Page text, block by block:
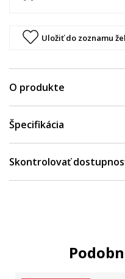
Uložiť do zoznamu
O produkte
Špecifikácia
Skontrolovať